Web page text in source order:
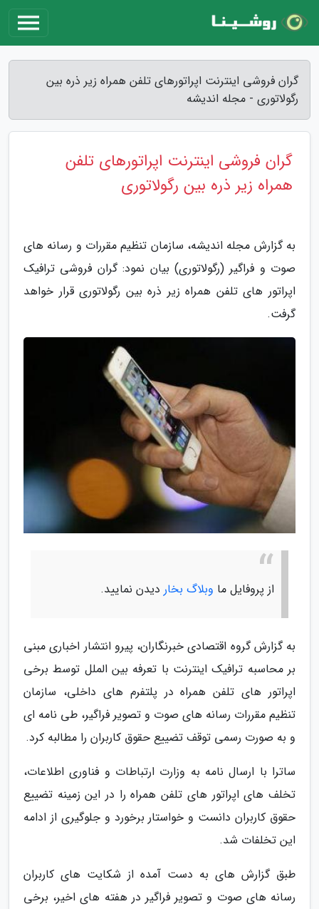
گران فروشی اینترنت اپراتورهای تلفن همراه زیر ذره بین
رگولاتوری - مجله اندیشه
گران فروشی اینترنت اپراتورهای تلفن
همراه زیر ذره بین رگولاتوری
به گزارش مجله اندیشه، سازمان تنظیم مقررات و رسانه های
صوت و فراگیر (رگولاتوری) بیان نمود: گران فروشی ترافیک
اپراتور های تلفن همراه زیر ذره بین رگولاتوری قرار خواهد
گرفت.
از پروفایل ما وبلاگ بخار دیدن نمایید.
به گزارش گروه اقتصادی خبرنگاران، پیرو انتشار اخباری مبنی
بر محاسبه ترافیک اینترنت با تعرفه بین الملل توسط برخی
اپراتور های تلفن همراه در پلتفرم های داخلی، سازمان
تنظیم مقررات رسانه های صوت و تصویر فراگیر، طی نامه ای
و به صورت رسمی توقف تضییع حقوق کاربران را مطالبه کرد.
ساترا با ارسال نامه به وزارت ارتباطات و فناوری اطلاعات،
تخلف های اپراتور های تلفن همراه را در این زمینه تضییع
حقوق کاربران دانست و خواستار برخورد و جلوگیری از ادامه
این تخلفات شد.
طبق گزارش های به دست آمده از شکایت های کاربران
رسانه های صوت و تصویر فراگیر در هفته های اخیر، برخی